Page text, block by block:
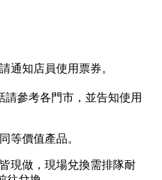
通知店員使用票券。
參考各門市，並告知使用
等價值產品。
現做，現場兌換需排隊耐